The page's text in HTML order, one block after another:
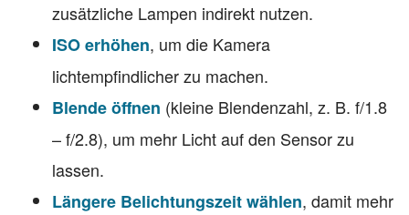
zusätzliche Lampen indirekt nutzen.
ISO erhöhen, um die Kamera
lichtempfindlicher zu machen.
Blende öffnen (kleine Blendenzahl, z. B. f/1.8
– f/2.8), um mehr Licht auf den Sensor zu
lassen.
Längere Belichtungszeit wählen, damit mehr